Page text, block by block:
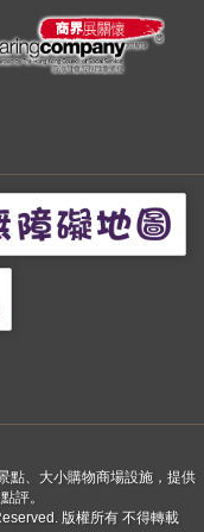
點、大小購物商場設施，提供
評。
版權所有 不得轉載